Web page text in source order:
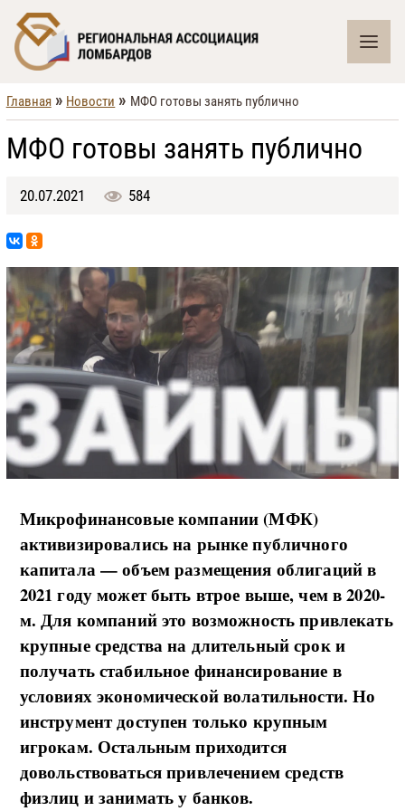
Главная » Новости » МФО готовы занять публично
МФО готовы занять публично
20.07.2021 584
Микрофинансовые компании (МФК)
активизировались на рынке публичного
капитала — объем размещения облигаций в
2021 году может быть втрое выше, чем в 2020-
м. Для компаний это возможность привлекать
крупные средства на длительный срок и
получать стабильное финансирование в
условиях экономической волатильности. Но
инструмент доступен только крупным
игрокам. Остальным приходится
довольствоваться привлечением средств
физлиц и занимать у банков.